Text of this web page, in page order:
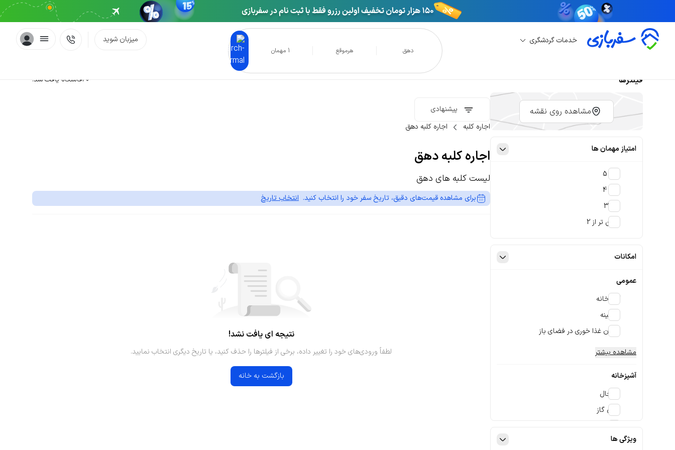
میزبان شوید خدمات گردشگری
دهق هرموقع 1 مهمان
فیلترها
مشاهده روی نقشه
امتیاز مهمان ها
پایین تر از 2
امکانات
عمومی
آشپزخانه
شومینه
امکان غذا خوری در فضای باز
مشاهده بیشتر
آشپزخانه
یخچال
اجاق گاز
ویژگی ها
0 اقامتگاه یافت شد.
پیشنهادی
اجاره کلبه
اجاره کلبه دهق
اجاره کلبه دهق
لیست کلبه های دهق
برای مشاهده قیمت‌های دقیق، تاریخ سفر خود را انتخاب کنید. انتخاب تاریخ
نتیجه ای یافت نشد!
لطفاً ورودی‌های خود را تغییر داده، برخی از فیلترها را حذف کنید، یا تاریخ دیگری انتخاب نمایید.
بازگشت به خانه